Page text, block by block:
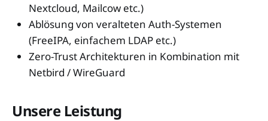
Nextcloud, Mailcow etc.)
Ablösung von veralteten Auth-Systemen
(FreeIPA, einfachem LDAP etc.)
Zero-Trust Architekturen in Kombination mit
Netbird / WireGuard
Unsere Leistung